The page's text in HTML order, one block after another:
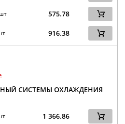
575.78
916.38
СИСТЕМЫ ОХЛАЖДЕНИЯ
1 366.86